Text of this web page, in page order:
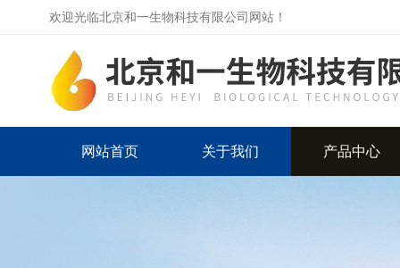
欢迎光临北京和一生物科技有限公司网站！
网站首页 关于我们 产品中心